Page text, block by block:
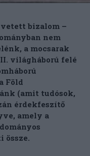
bizalom –
nem
a mocsarak
világháború felé
Föld
(amit tudósok,
érdekfeszítő
amely a
össze.